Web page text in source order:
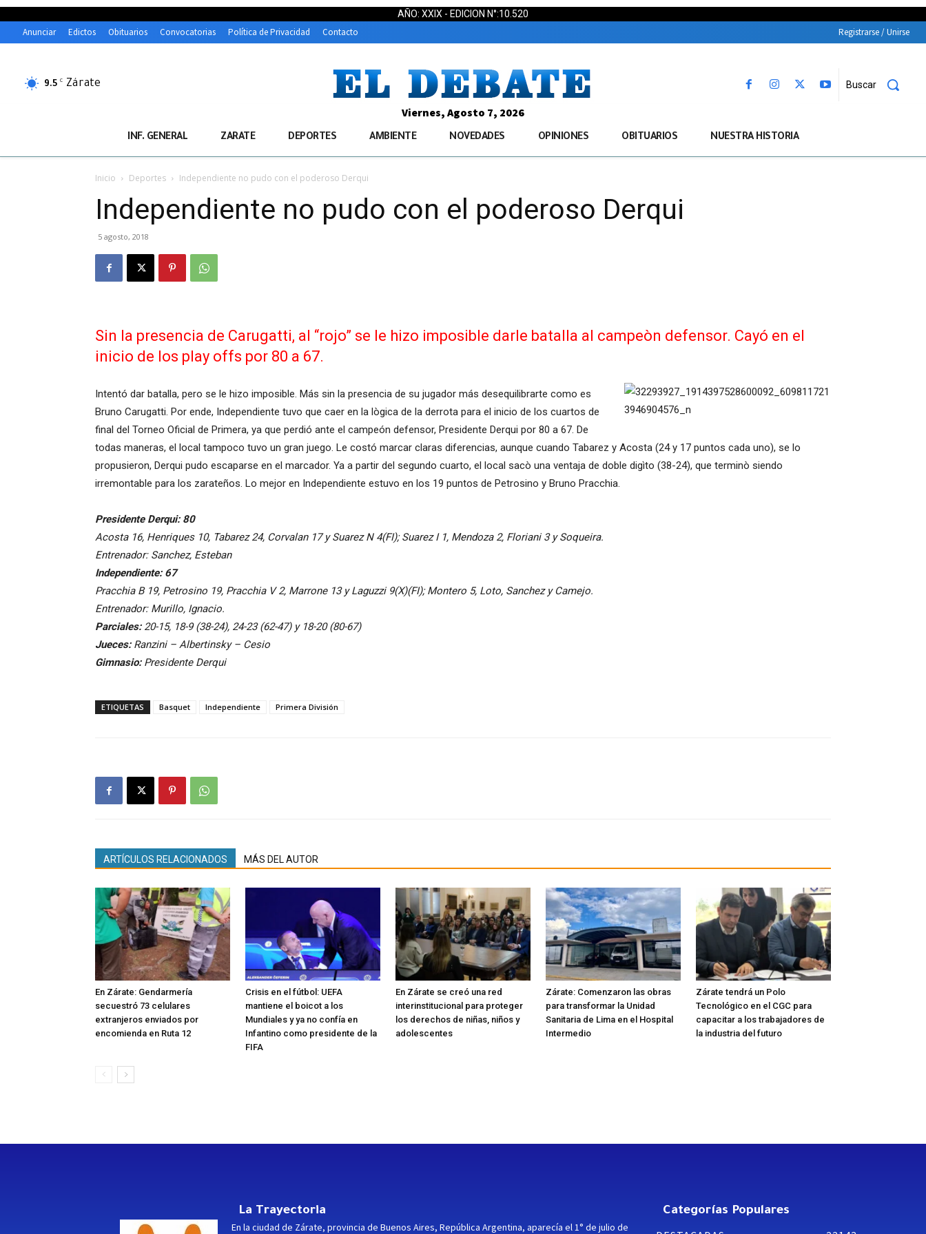
AÑO: XXIX - EDICION N°:10.520
Anunciar Edictos Obituarios Convocatorias Política de Privacidad Contacto Registrarse / Unirse
9.5 C Zárate Buscar
Viernes, Agosto 7, 2026
INF. GENERAL ZARATE DEPORTES AMBIENTE NOVEDADES OPINIONES OBITUARIOS NUESTRA HISTORIA
Inicio Deportes Independiente no pudo con el poderoso Derqui
Independiente no pudo con el poderoso Derqui
5 agosto, 2018
Sin la presencia de Carugatti, al “rojo” se le hizo imposible darle batalla al campeòn defensor. Cayó en el
inicio de los play offs por 80 a 67.
Intentó dar batalla, pero se le hizo imposible. Más sin la presencia de su jugador más desequilibrarte como es
Bruno Carugatti. Por ende, Independiente tuvo que caer en la lògica de la derrota para el inicio de los cuartos de
final del Torneo Oficial de Primera, ya que perdió ante el campeón defensor, Presidente Derqui por 80 a 67. De
todas maneras, el local tampoco tuvo un gran juego. Le costó marcar claras diferencias, aunque cuando Tabarez y Acosta (24 y 17 puntos cada uno), se lo
propusieron, Derqui pudo escaparse en el marcador. Ya a partir del segundo cuarto, el local sacò una ventaja de doble digìto (38-24), que terminò siendo
irremontable para los zarateños. Lo mejor en Independiente estuvo en los 19 puntos de Petrosino y Bruno Pracchia.
Presidente Derqui: 80
Acosta 16, Henriques 10, Tabarez 24, Corvalan 17 y Suarez N 4(FI); Suarez I 1, Mendoza 2, Floriani 3 y Soqueira.
Entrenador: Sanchez, Esteban
Independiente: 67
Pracchia B 19, Petrosino 19, Pracchia V 2, Marrone 13 y Laguzzi 9(X)(FI); Montero 5, Loto, Sanchez y Camejo.
Entrenador: Murillo, Ignacio.
Parciales:20-15, 18-9 (38-24), 24-23 (62-47) y 18-20 (80-67)
Jueces:Ranzini – Albertinsky – Cesio
Gimnasio:Presidente Derqui
ETIQUETAS Basquet Independiente Primera División
ARTÍCULOS RELACIONADOS MÁS DEL AUTOR
En Zárate: Gendarmería
secuestró 73 celulares
extranjeros enviados por
encomienda en Ruta 12
Crisis en el fútbol: UEFA
mantiene el boicot a los
Mundiales y ya no confía en
Infantino como presidente de la
FIFA
En Zárate se creó una red
interinstitucional para proteger
los derechos de niñas, niños y
adolescentes
Zárate: Comenzaron las obras
para transformar la Unidad
Sanitaria de Lima en el Hospital
Intermedio
Zárate tendrá un Polo
Tecnológico en el CGC para
capacitar a los trabajadores de
la industria del futuro
La Trayectoria
En la ciudad de Zárate, provincia de Buenos Aires, República Argentina, aparecía el 1° de julio de
Categorías Populares